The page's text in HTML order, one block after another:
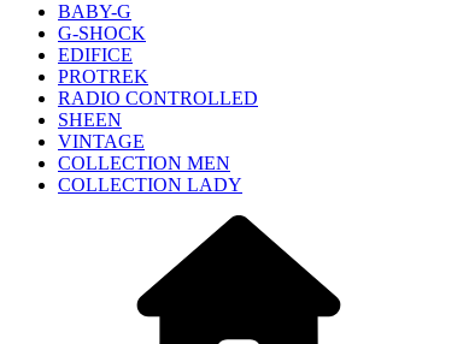
BABY-G
G-SHOCK
EDIFICE
PROTREK
RADIO CONTROLLED
SHEEN
VINTAGE
COLLECTION MEN
COLLECTION LADY